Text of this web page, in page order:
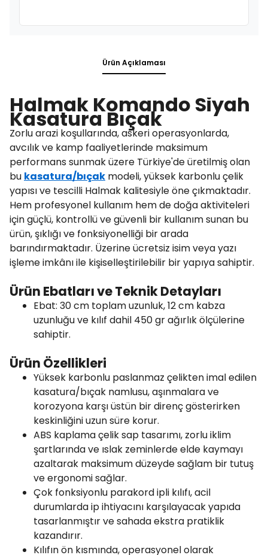
Ürün Açıklaması
Halmak Komando Siyah
Kasatura Bıçak
Zorlu arazi koşullarında, askeri operasyonlarda,
avcılık ve kamp faaliyetlerinde maksimum
performans sunmak üzere Türkiye'de üretilmiş olan
bu kasatura/bıçak modeli, yüksek karbonlu çelik
yapısı ve tescilli Halmak kalitesiyle öne çıkmaktadır.
Hem profesyonel kullanım hem de doğa aktiviteleri
için güçlü, kontrollü ve güvenli bir kullanım sunan bu
ürün, şıklığı ve fonksiyonelliği bir arada
barındırmaktadır. Üzerine ücretsiz isim veya yazı
işleme imkânı ile kişiselleştirilebilir bir yapıya sahiptir.
Ürün Ebatları ve Teknik Detayları
Ebat: 30 cm toplam uzunluk, 12 cm kabza
uzunluğu ve kılıf dahil 450 gr ağırlık ölçülerine
sahiptir.
Ürün Özellikleri
Yüksek karbonlu paslanmaz çelikten imal edilen
kasatura/bıçak namlusu, aşınmalara ve
korozyona karşı üstün bir direnç gösterirken
keskinliğini uzun süre korur.
ABS kaplama çelik sap tasarımı, zorlu iklim
şartlarında ve ıslak zeminlerde elde kaymayı
azaltarak maksimum düzeyde sağlam bir tutuş
ve ergonomi sağlar.
Çok fonksiyonlu parakord ipli kılıfı, acil
durumlarda ip ihtiyacını karşılayacak yapıda
tasarlanmıştır ve sahada ekstra pratiklik
kazandırır.
Kılıfın ön kısmında, operasyonel olarak